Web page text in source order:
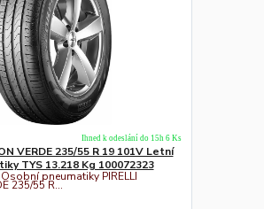
VERDE 235/55 R 19 101V Letní
TYS 13.218 Kg 100072323
pneumatiky PIRELLI
235/55 R...
Ihned k odeslání do 15h 6 Ks